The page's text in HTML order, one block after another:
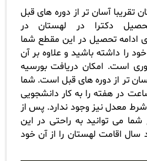
تقریبا آسان تر از دوره های قبل
دکترا در لهستان در
ادامه تحصیل در این مقطع شما
را داشته باشید و علاوه بر آن
است. امکان دریافت بورسیه
تر از دوره های قبل است. شما
در هفته را به کار دانشجویی
معدل نیز وجود ندارد. پس از
می توانید به راحتی در این
اقامت لهستان را از آن خود